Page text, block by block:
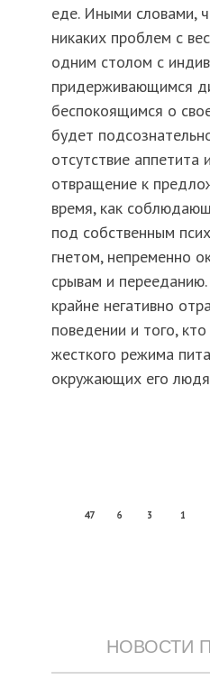
еде. Иными словами,
никаких проблем с
одним столом с
придерживающимся
беспокоящимся о
будет
отсутствие аппетита
отвращение к
время, как
под собственным
гнетом, непременно
срывам и
крайне негативно
поведении и того,
жесткого режима
окружающих его
47 6 3 1
НОВОСТИ